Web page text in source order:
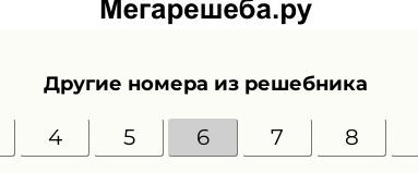
Другие номера из решебника
4 5 6 7 8